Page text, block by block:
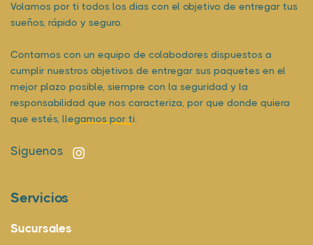
Volamos por ti todos los dias con el objetivo de entregar tus
sueños, rápido y seguro.
Contamos con un equipo de colabodores dispuestos a
cumplir nuestros objetivos de entregar sus paquetes en el
mejor plazo posible, siempre con la seguridad y la
responsabilidad que nos caracteriza, por que donde quiera
que estés, llegamos por ti.
Siguenos
Servicios
Sucursales